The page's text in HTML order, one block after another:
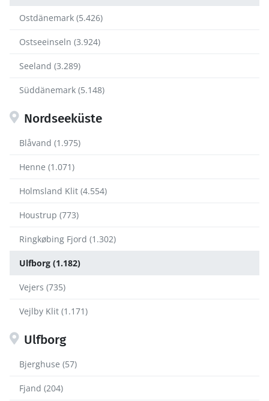
Ostdänemark (5.426)
Ostseeinseln (3.924)
Seeland (3.289)
Süddänemark (5.148)
Nordseeküste
Blåvand (1.975)
Henne (1.071)
Holmsland Klit (4.554)
Houstrup (773)
Ringkøbing Fjord (1.302)
Ulfborg (1.182)
Vejers (735)
Vejlby Klit (1.171)
Ulfborg
Bjerghuse (57)
Fjand (204)